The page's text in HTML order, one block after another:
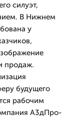
силуэт,
В Нижнем
у
продаж.
будущего
рабочим
А3дПро-